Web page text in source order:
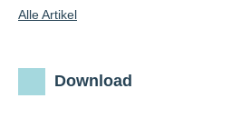
Alle Artikel
Download